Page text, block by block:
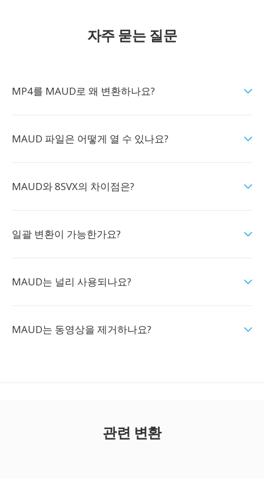
자주 묻는 질문
MP4를 MAUD로 왜 변환하나요?
MAUD 파일은 어떻게 열 수 있나요?
MAUD와 8SVX의 차이점은?
일괄 변환이 가능한가요?
MAUD는 널리 사용되나요?
MAUD는 동영상을 제거하나요?
관련 변환